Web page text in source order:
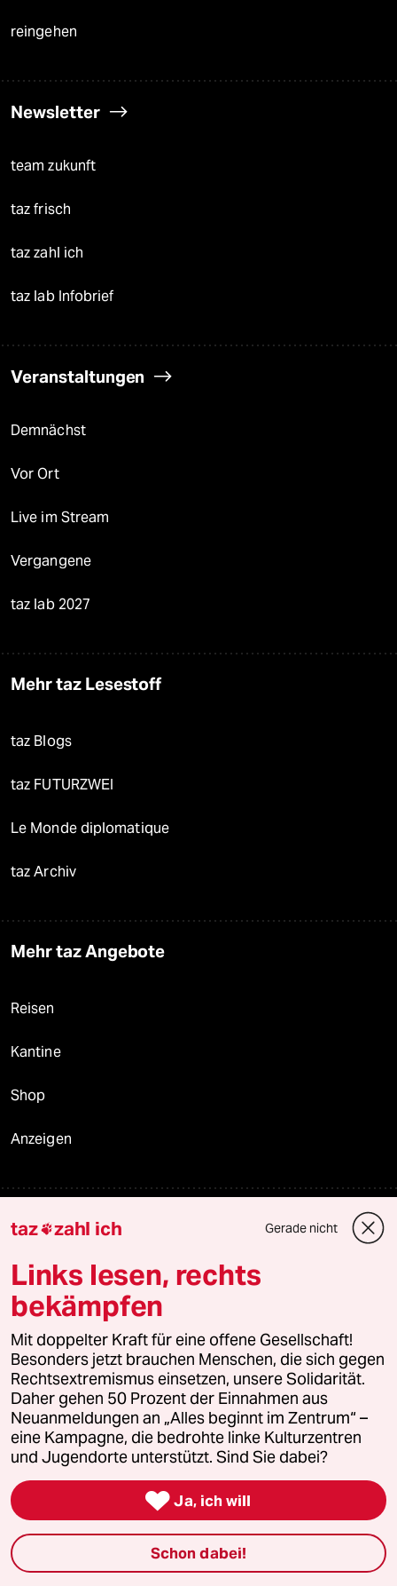
reingehen
Newsletter
team zukunft
taz frisch
taz zahl ich
taz lab Infobrief
Veranstaltungen
Demnächst
Vor Ort
Live im Stream
Vergangene
taz lab 2027
Mehr taz Lesestoff
taz Blogs
taz FUTURZWEI
Le Monde diplomatique
taz Archiv
Mehr taz Angebote
Reisen
Kantine
Shop
Anzeigen
Fragen & Hilfe
Feedback
Aboservice
ePaper Login
Downloads für Abonnierende
© 2026 taz Verlags und Vertriebs GmbH
Alle Rechte vorbehalten. Bei rechtlichen Fragen oder für Genehmigungen
wenden Sie sich bitte an
lizenzen@taz.de
Feedback Redaktionsstatut Kommune-Richtlinien KI-
taz zahl ich Gerade nicht
Links lesen, rechts
bekämpfen
Mit doppelter Kraft für eine offene Gesellschaft!
Besonders jetzt brauchen Menschen, die sich gegen
Rechtsextremismus einsetzen, unsere Solidarität.
Daher gehen 50 Prozent der Einnahmen aus
Neuanmeldungen an „Alles beginnt im Zentrum“ –
eine Kampagne, die bedrohte linke Kulturzentren
und Jugendorte unterstützt. Sind Sie dabei?
 Ja, ich will
Schon dabei!